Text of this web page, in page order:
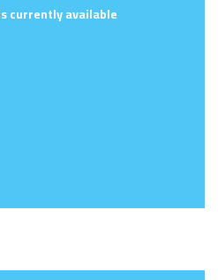
currently available